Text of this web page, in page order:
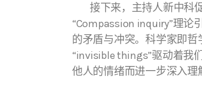
接下来，主持人新中科促
“Compassion inquiry”理论
的矛盾与冲突。科学家即
“invisible things”驱动着我
他人的情绪而进一步深入理